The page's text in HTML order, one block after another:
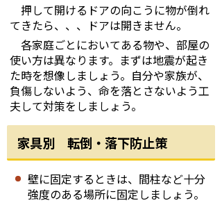
押して開けるドアの向こうに物が倒れ
てきたら、、、ドアは開きません。
各家庭ごとにおいてある物や、部屋の
使い方は異なります。まずは地震が起き
た時を想像しましょう。自分や家族が、
負傷しないよう、命を落とさないよう工
夫して対策をしましょう。
家具別 転倒・落下防止策
壁に固定するときは、間柱など十分
強度のある場所に固定しましょう。